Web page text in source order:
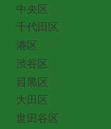
中央区
千代田区
港区
渋谷区
目黒区
大田区
世田谷区